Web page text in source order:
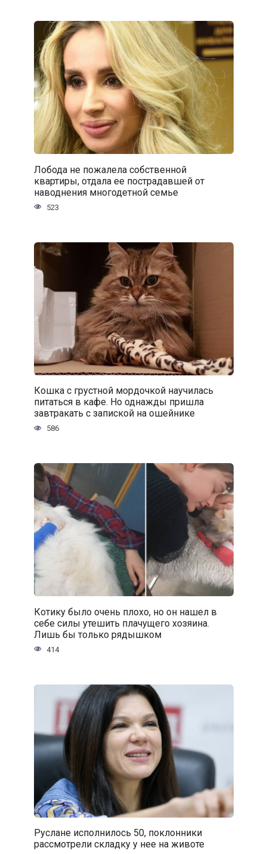
Лобода не пожалела собственной
квартиры, отдала ее пострадавшей от
наводнения многодетной семье
523
Кошка с грустной мордочкой научилась
питаться в кафе. Но однажды пришла
завтракать с запиской на ошейнике
586
Котику было очень плохо, но он нашел в
себе силы утешить плачущего хозяина.
Лишь бы только рядышком
414
Руслане исполнилось 50, поклонники
рассмотрели складку у нее на животе